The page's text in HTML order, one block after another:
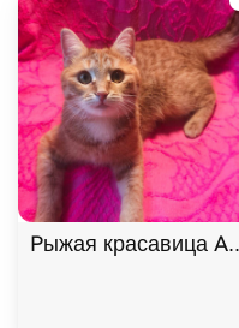
Рыжая красавица